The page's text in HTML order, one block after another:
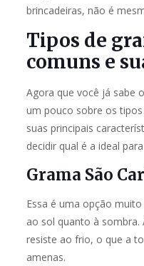
brincadeiras, não é
Tipos de
comuns e
Agora que você já sabe
um pouco sobre os
suas principais
decidir qual é a ideal
Grama São
Essa é uma opção
ao sol quanto à sombra.
resiste ao frio, o que a
amenas.